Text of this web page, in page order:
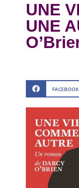
UNE
UNE
FACEBOOK